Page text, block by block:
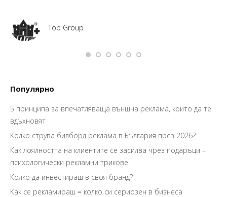
Top Group
Популярно
5 принципа за впечатляваща външна реклама, които да те
вдъхновят
Колко струва билборд реклама в България през 2026?
Как лоялността на клиентите се засилва чрез подаръци –
психологически рекламни трикове
Колко да инвестираш в своя бранд?
Как се рекламираш = колко си сериозен в бизнеса